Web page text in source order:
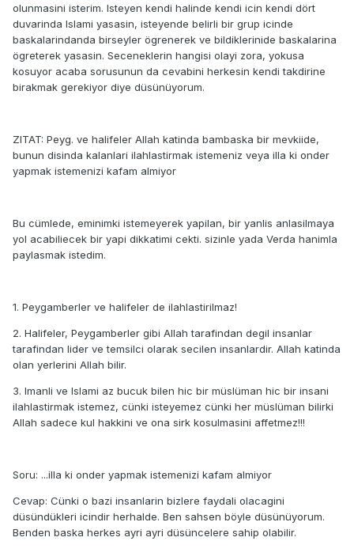
olunmasini isterim. Isteyen kendi halinde kendi icin kendi dört
duvarinda Islami yasasin, isteyende belirli bir grup icinde
baskalarindanda birseyler ögrenerek ve bildiklerinide baskalarina
ögreterek yasasin. Seceneklerin hangisi olayi zora, yokusa
kosuyor acaba sorusunun da cevabini herkesin kendi takdirine
birakmak gerekiyor diye düsünüyorum.
ZITAT: Peyg. ve halifeler Allah katinda bambaska bir mevkiide,
bunun disinda kalanlari ilahlastirmak istemeniz veya illa ki onder
yapmak istemenizi kafam almiyor
Bu cümlede, eminimki istemeyerek yapilan, bir yanlis anlasilmaya
yol acabiliecek bir yapi dikkatimi cekti. sizinle yada Verda hanimla
paylasmak istedim.
1. Peygamberler ve halifeler de ilahlastirilmaz!
2. Halifeler, Peygamberler gibi Allah tarafindan degil insanlar
tarafindan lider ve temsilci olarak secilen insanlardir. Allah katinda
olan yerlerini Allah bilir.
3. Imanli ve Islami az bucuk bilen hic bir müslüman hic bir insani
ilahlastirmak istemez, cünki isteyemez cünki her müslüman bilirki
Allah sadece kul hakkini ve ona sirk kosulmasini affetmez!!!
Soru: ...illa ki onder yapmak istemenizi kafam almiyor
Cevap: Cünki o bazi insanlarin bizlere faydali olacagini
düsündükleri icindir herhalde. Ben sahsen böyle düsünüyorum.
Benden baska herkes ayri ayri düsüncelere sahip olabilir.